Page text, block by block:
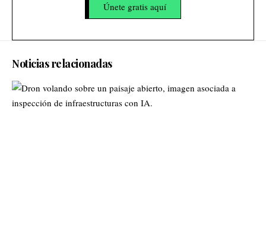
Únete gratis aquí
Noticias relacionadas